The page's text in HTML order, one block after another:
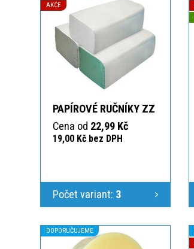
AKCE
PAPÍROVÉ RUČNÍKY ZZ
Cena od 22,99 Kč
19,00 Kč bez DPH
Počet variant: 3
DOPORUČUJEME